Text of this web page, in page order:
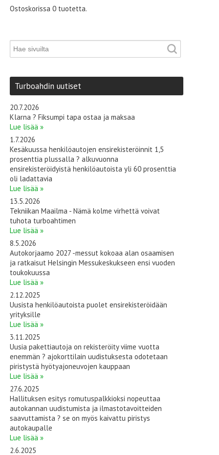
Ostoskorissa 0 tuotetta.
Turboahdin uutiset
20.7.2026
Klarna ? Fiksumpi tapa ostaa ja maksaa
Lue lisää »
1.7.2026
Kesäkuussa henkilöautojen ensirekisteröinnit 1,5
prosenttia plussalla ? alkuvuonna
ensirekisteröidyistä henkilöautoista yli 60 prosenttia
oli ladattavia
Lue lisää »
13.5.2026
Tekniikan Maailma - Nämä kolme virhettä voivat
tuhota turboahtimen
Lue lisää »
8.5.2026
Autokorjaamo 2027 -messut kokoaa alan osaamisen
ja ratkaisut Helsingin Messukeskukseen ensi vuoden
toukokuussa
Lue lisää »
2.12.2025
Uusista henkilöautoista puolet ensirekisteröidään
yrityksille
Lue lisää »
3.11.2025
Uusia pakettiautoja on rekisteröity viime vuotta
enemmän ? ajokorttilain uudistuksesta odotetaan
piristystä hyötyajoneuvojen kauppaan
Lue lisää »
27.6.2025
Hallituksen esitys romutuspalkkioksi nopeuttaa
autokannan uudistumista ja ilmastotavoitteiden
saavuttamista ? se on myös kaivattu piristys
autokaupalle
Lue lisää »
2.6.2025